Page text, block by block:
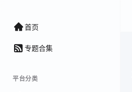
首页
专题合集
平台分类